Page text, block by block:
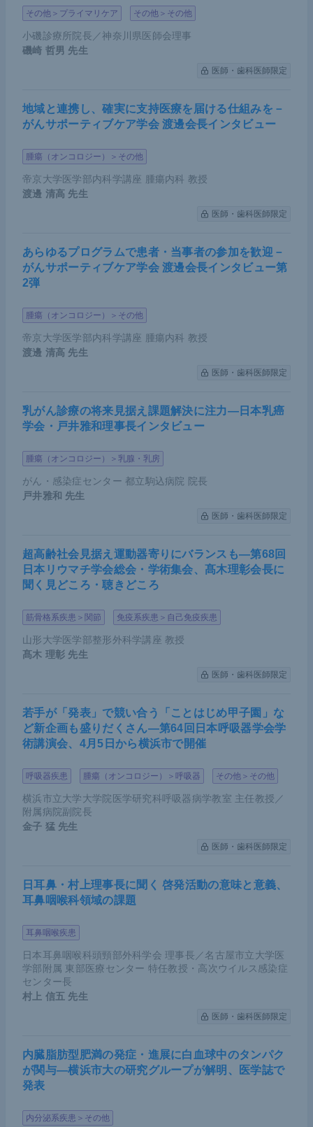
さらに、食道切除術や肝切除術、膵頭十二指腸切除
術は9割以上が学会認定施設・認定医によるもので
あるのに対し、胃全摘術や結腸切除術はいまだ2割
ほどが認定を受けていない一般病院・一般外科医に
外科手術の限界――適切な薬物療法を併用す
る重要性
あるのだろうか。胃がん分野では、大動脈周囲リン
JCOG9501）や食道浸潤胃
COG9502）、上部進行胃がんへの胃全摘術におけ
る脾合併切除に関する研究（JCOG0110）、進行胃
がんに対する網嚢切除に関する研究（
など、過去20年間にわたって大規模ランダム化比較
試験が行われてきた。しかしながら、いずれにおい
ても対象群に対する優越性は証明されず、JCOG950
よる予後改善は行き詰まりの状態となっている。
以降に発表された米国のINT0116試験
の MAGIC試験、日本のACTS-GC試験
に補助化学療法を加えることによる明確なベネフィ
ットが示されて以降、早期がんを除き胃がんを外科
学療法同士を比較する試験が世界各地で行われ、欧
米では術前化学療法（NAC）が主流になっている。
ただし、根治切除可能な大型3型・4型胃がんに対す
る術前S-1・CDDP療法＋手術＋術後S-1補助化学療
法の有用性を検討したわが国初の第III相試験（
有用性を明らかにすることはできなかった。NACの
適応は慎重に決めるべきである。
のようになる。
NAC：切除
目的で術前化学療法を加えること
化学療法が著効を奏し切除可能となったものを切
除すること
を目指した非手術療法（化学放射線療法など）を
行った後、遺残したがんを切除すること
姑息／減量手術：切除
緩和もしくは予後延長を目的に行う非治癒手術
これらをきちんと棲み分けてエビデンスを積み重ね
ることが重要である。今後は、外科医による安全な
の予後を改善していくことになるだろう。その点で
その他＞プライマリケア その他＞その他
小磯診療所院長／神奈川県医師会理事
磯崎 哲男 先生
医師・歯科医師限定
地域と連携し、確実に支持医療を届ける仕組みを－
がんサポーティブケア学会 渡邊会長インタビュー
腫瘍（オンコロジー）＞その他
帝京大学医学部内科学講座 腫瘍内科 教授
渡邊 清高 先生
医師・歯科医師限定
あらゆるプログラムで患者・当事者の参加を歓迎－
がんサポーティブケア学会 渡邊会長インタビュー第
2弾
腫瘍（オンコロジー）＞その他
帝京大学医学部内科学講座 腫瘍内科 教授
渡邊 清高 先生
医師・歯科医師限定
乳がん診療の将来見据え課題解決に注力―日本乳癌
学会・戸井雅和理事長インタビュー
腫瘍（オンコロジー）＞乳腺・乳房
がん・感染症センター 都立駒込病院 院長
戸井雅和 先生
医師・歯科医師限定
超高齢社会見据え運動器寄りにバランスも―第68回
日本リウマチ学会総会・学術集会、髙木理彰会長に
聞く見どころ・聴きどころ
筋骨格系疾患＞関節 免疫系疾患＞自己免疫疾患
山形大学医学部整形外科学講座 教授
髙木 理彰 先生
医師・歯科医師限定
若手が「発表」で競い合う「ことはじめ甲子園」な
ど新企画も盛りだくさん―第64回日本呼吸器学会学
術講演会、4月5日から横浜市で開催
呼吸器疾患 腫瘍（オンコロジー）＞呼吸器 その他＞その他
横浜市立大学大学院医学研究科呼吸器病学教室 主任教授／
附属病院副院長
金子 猛 先生
医師・歯科医師限定
日耳鼻・村上理事長に聞く 啓発活動の意味と意義、
耳鼻咽喉科領域の課題
耳鼻咽喉疾患
日本耳鼻咽喉科頭頸部外科学会 理事長／名古屋市立大学医
学部附属 東部医療センター 特任教授・高次ウイルス感染症
センター長
村上 信五 先生
医師・歯科医師限定
内臓脂肪型肥満の発症・進展に白血球中のタンパク
が関与―横浜市大の研究グループが解明、医学誌で
発表
内分泌系疾患＞その他